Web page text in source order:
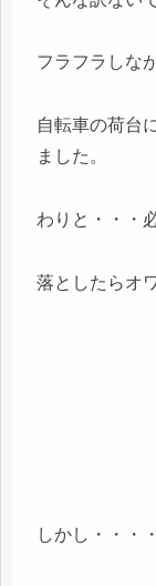
フラフラしな
自転車の荷台
ました。
わりと・・・
落としたらオ
しかし・・・・